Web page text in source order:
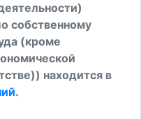
собственному
(кроме
находится в
.